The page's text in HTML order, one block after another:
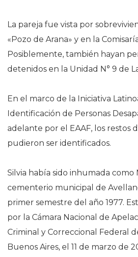
La pareja fue vista por
«Pozo de Arana» y en la
Posiblemente, también hayan
detenidos en la Unidad N° 9 de
En el marco de la Iniciativa
Identificación de Personas
adelante por el EAAF, los restos
pudieron ser identificados.
Silvia había sido inhumada como
cementerio municipal de
primer semestre del año 1977.
por la Cámara Nacional de
Criminal y Correccional Federal
Buenos Aires, el 11 de marzo de